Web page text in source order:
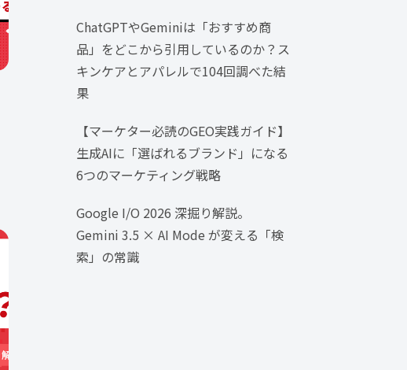
ChatGPTやGeminiは「おすすめ商
品」をどこから引用しているのか？ス
キンケアとアパレルで104回調べた結
果
【マーケター必読のGEO実践ガイド】
生成AIに「選ばれるブランド」になる
6つのマーケティング戦略
Google I/O 2026 深掘り解説。
Gemini 3.5 × AI Mode が変える「検
索」の常識